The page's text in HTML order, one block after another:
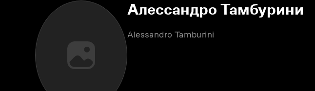
Алессандро Тамбурини
Alessandro Tamburini